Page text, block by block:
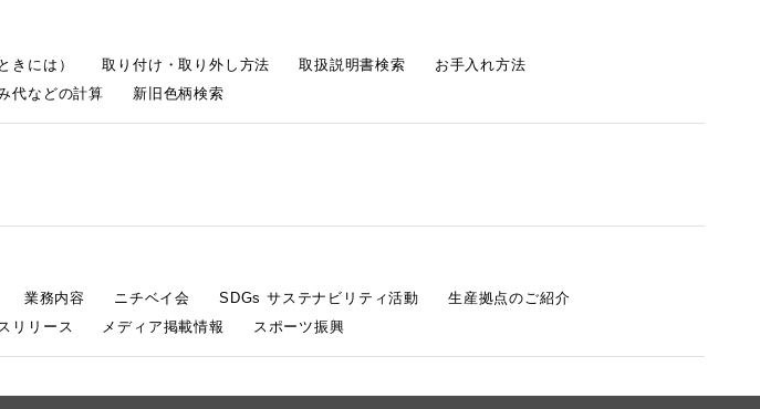
きには） 取り付け・取り外し方法 取扱説明書検索
お手入れ方法
代などの計算 新旧色柄検索
業務内容 ニチベイ会 SDGs サステナビリティ活動
生産拠点のご紹介
リリース メディア掲載情報 スポーツ振興